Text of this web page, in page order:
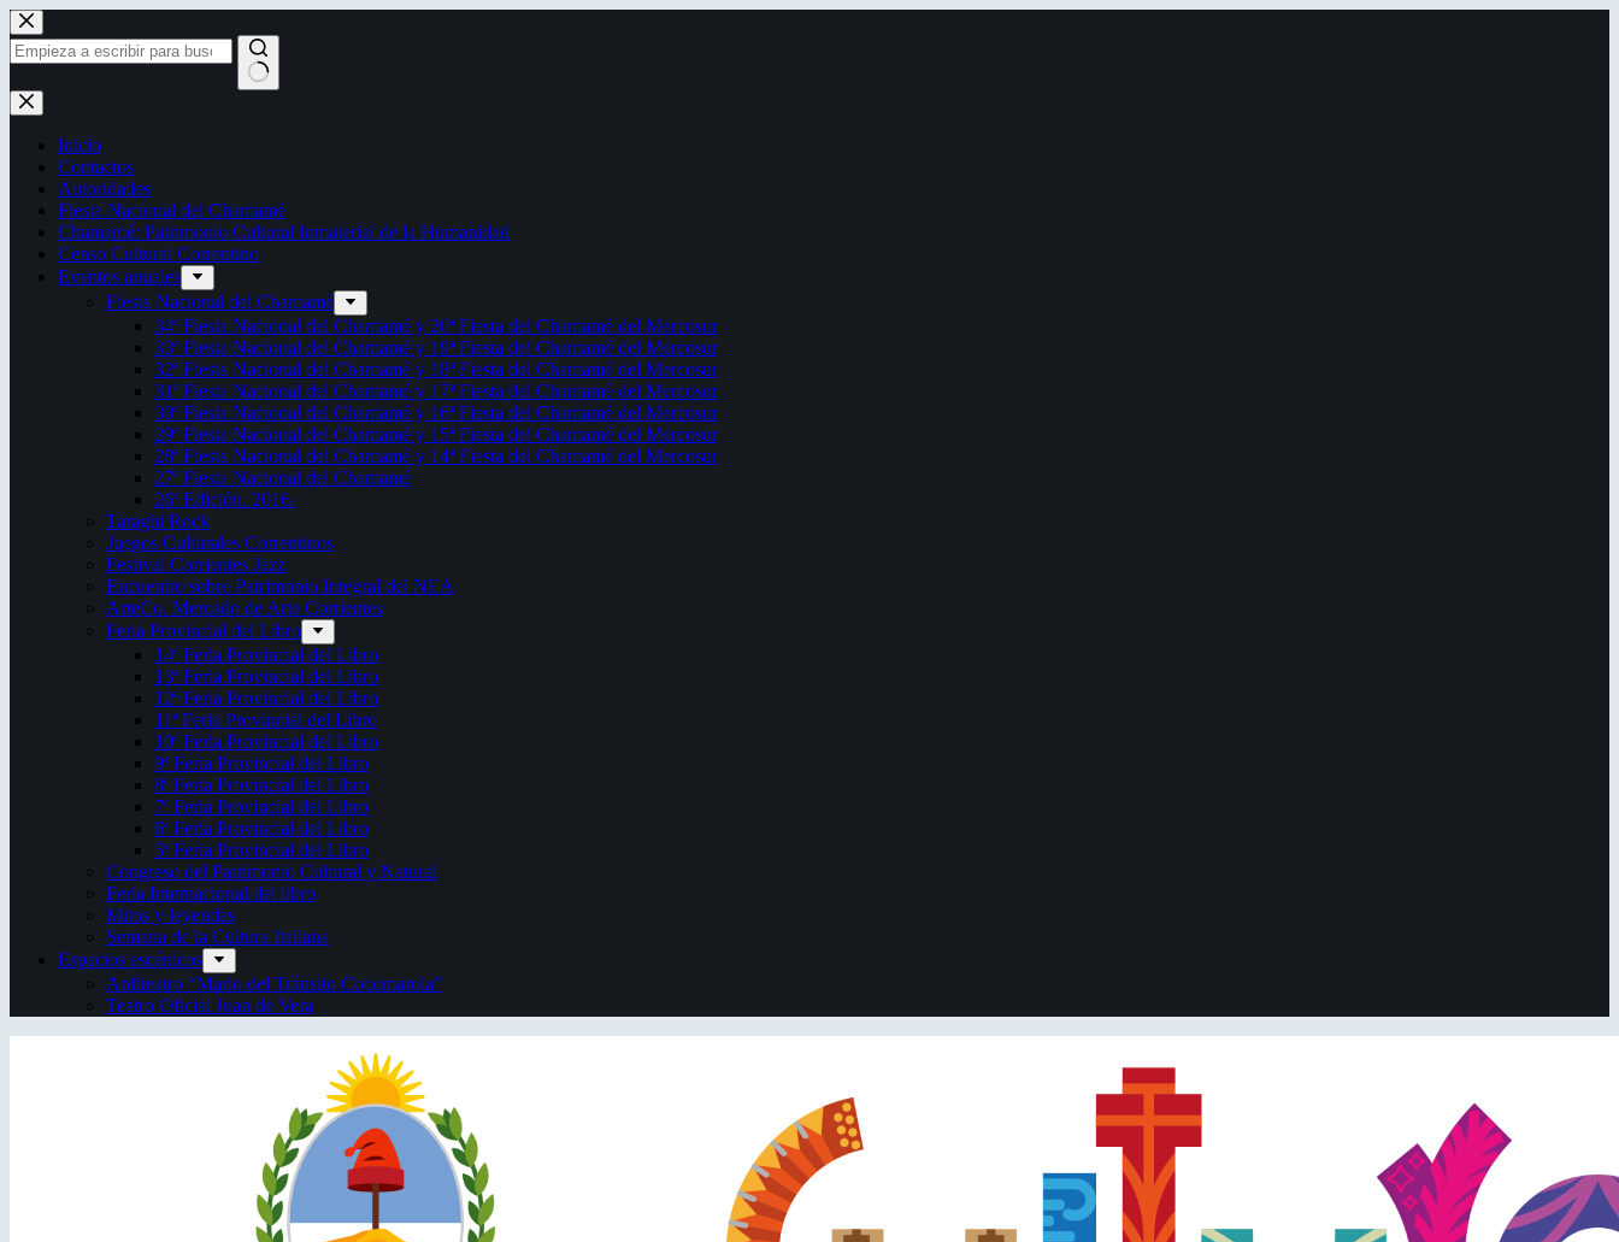
Saltar
al
contenido
Sin
resultados
Inicio
Contactos
Autoridades
Fiesta Nacional del Chamamé
Chamamé: Patrimonio Cultural Inmaterial de la Humanidad
Censo Cultural Correntino
Eventos anuales
Fiesta Nacional del Chamamé
34ª Fiesta Nacional del Chamamé y 20ª Fiesta del Chamamé del Mercosur
33ª Fiesta Nacional del Chamamé y 19ª Fiesta del Chamamé del Mercosur
32ª Fiesta Nacional del Chamamé y 18ª Fiesta del Chamamé del Mercosur
31ª Fiesta Nacional del Chamamé y 17ª Fiesta del Chamamé del Mercosur
30ª Fiesta Nacional del Chamamé y 16ª Fiesta del Chamamé del Mercosur
29ª Fiesta Nacional del Chamamé y 15ª Fiesta del Chamamé del Mercosur
28ª Fiesta Nacional del Chamamé y 14ª Fiesta del Chamamé del Mercosur
27ª Fiesta Nacional del Chamamé
26ª Edición. 2016.
Taragüi Rock
Juegos Culturales Correntinos
Festival Corrientes Jazz
Encuentro sobre Patrimonio Integral del NEA
ArteCo. Mercado de Arte Corrientes
Feria Provincial del Libro
14ª Feria Provincial del Libro
13ª Feria Provincial del Libro
12ª Feria Provincial del Libro
11ª Feria Provincial del Libro
10ª Feria Provincial del Libro
9ª Feria Provincial del Libro
8ª Feria Provincial del Libro
7ª Feria Provincial del Libro
6ª Feria Provincial del Libro
5ª Feria Provincial del Libro
Congreso del Patrimonio Cultural y Natural
Feria Internacional del libro
Mitos y leyendas
Semana de la Cultura Italiana
Espacios escénicos
Anfiteatro “Mario del Tránsito Cocomarola”
Teatro Oficial Juan de Vera